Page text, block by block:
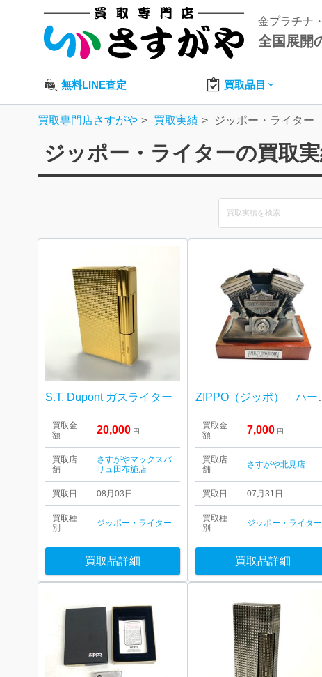
金プラチナ
全国展開
無料LINE査定 買取品目
買取専門店さすがや 買取実績 ジッポー・ライター
ジッポー・ライターの買取
Search
for:
S.T. Dupont ガスライター
買取金
額
20,000 円
買取店
舗
さすがやマックスバ
リュ田布施店
買取日 08月03日
買取種
別
ジッポー・ライター
買取品詳細
ZIPPO（ジッ
買取金
額
7,000 円
買取店
舗
さすがや北見店
買取日 07月31日
買取種
別
ジッポー・ライター
買取品詳細